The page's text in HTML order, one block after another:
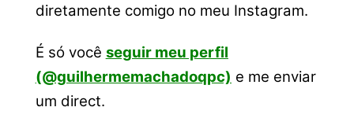
diretamente comigo no meu Instagram.
É só você seguir meu perfil
(@guilhermemachadoqpc) e me enviar
um direct.